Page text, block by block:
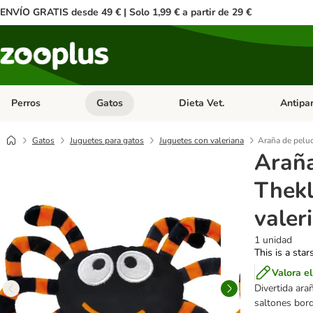
ENVÍO GRATIS desde 49 € | Solo 1,99 € a partir de 29 €
Perros Menú de categoria abierto: Perros
Gatos Menú de categoria abierto: Gatos
Dieta Vet. Menú
Gatos Juguetes para gatos Juguetes con valeriana Araña de
1 unidad
This is a
Valora
Divertida
saltones